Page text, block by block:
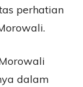
perhatian
dalam